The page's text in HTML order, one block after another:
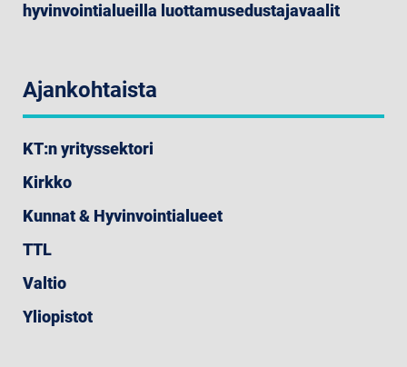
hyvinvointialueilla luottamusedustajavaalit
Ajankohtaista
KT:n yrityssektori
Kirkko
Kunnat & Hyvinvointialueet
TTL
Valtio
Yliopistot